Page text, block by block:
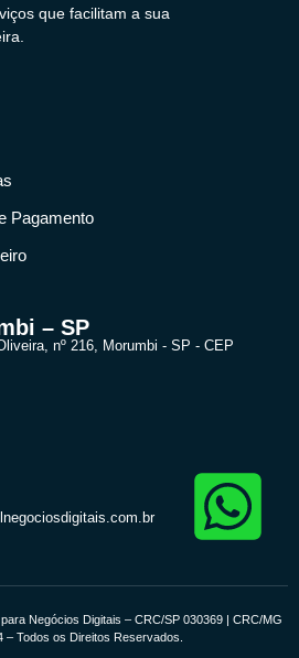
que facilitam a sua
Pagamento
– SP
nº 216, Morumbi - SP - CEP
Negócios Digitais – CRC/SP 030369 | CRC/MG
– Todos os Direitos Reservados.